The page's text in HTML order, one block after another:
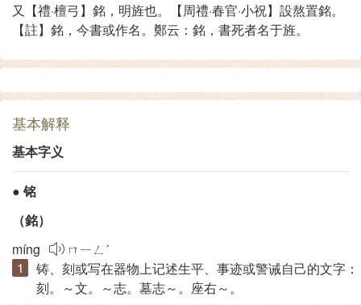
又【禮·檀弓】銘，明旌也。【周禮·春官·小祝】設熬置銘。
【註】銘，今書或作名。鄭云：銘，書死者名于旌。
基本解释
基本字义
● 铭
（銘）
míng
ㄇㄧㄥˊ
铸、刻或写在器物上记述生平、事迹或警诫自己的文字
刻。～文。～志。墓志～。座右～。